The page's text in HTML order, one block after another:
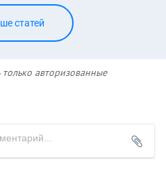
статей
авторизованные